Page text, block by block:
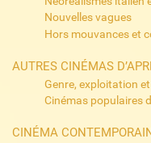
Nouvelles vagues
Hors mouvances et
AUTRES CINÉMAS
Genre, exploitation
Cinémas populaires
CINÉMA